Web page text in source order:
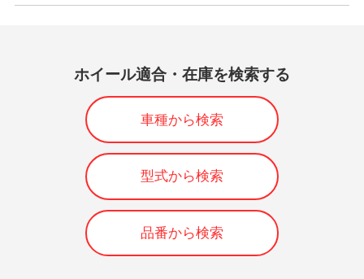
ホイール適合・在庫を検索する
車種から検索
型式から検索
品番から検索